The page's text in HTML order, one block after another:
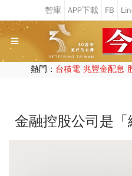
熱門： 台積電 兆豐金配息
金融控股公司是